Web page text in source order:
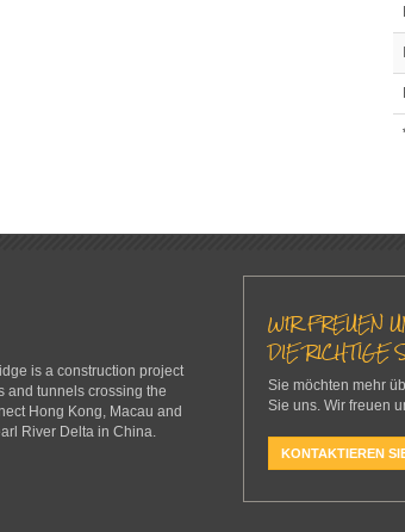
I
is a construction project
and tunnels crossing the
Hong Kong, Macau and
River Delta in China.
WIR FREUEN
DIE RICHTIGE
Sie möchten mehr
Sie uns. Wir freuen
KONTAKTIEREN